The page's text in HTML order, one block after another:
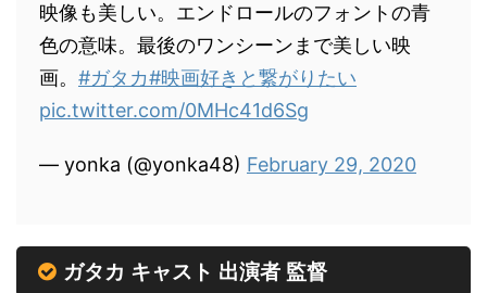
映像も美しい。エンドロールのフォントの青
色の意味。最後のワンシーンまで美しい映
画。 #ガタカ#映画好きと繋がりたい
pic.twitter.com/0MHc41d6Sg
— yonka (@yonka48) February 29, 2020
ガタカ キャスト 出演者 監督